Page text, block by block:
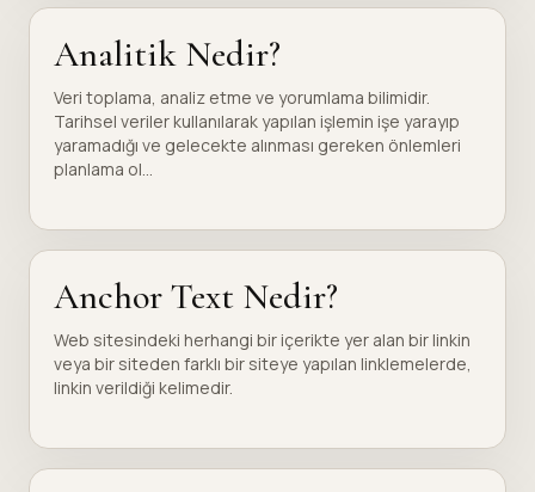
Analitik Nedir?
Veri toplama, analiz etme ve yorumlama bilimidir.
Tarihsel veriler kullanılarak yapılan işlemin işe yarayıp
yaramadığı ve gelecekte alınması gereken önlemleri
planlama ol...
Anchor Text Nedir?
Web sitesindeki herhangi bir içerikte yer alan bir linkin
veya bir siteden farklı bir siteye yapılan linklemelerde,
linkin verildiği kelimedir.